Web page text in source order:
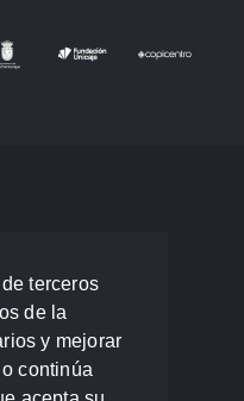
terceros
de la
y mejorar
continúa